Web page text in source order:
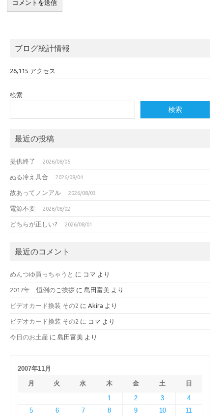
ブログ統計情報
26,115 アクセス
検索
検索
最近の投稿
提供終了 2026/08/05
ぬる冷え具合 2026/08/04
故あってノンアル 2026/08/03
電源不要 2026/08/02
どちらが正しい? 2026/08/01
最近のコメント
めんつゆ買っちゃうと に コマ より
2017年 恒例のご挨拶 に 島田富美 より
ビデオカード換装 その2 に Akira より
ビデオカード換装 その2 に コマ より
今日のお土産 に 島田富美 より
2007年11月
月
火 水 木 金 土
日
1
2 3
4
5
6 7 8 9 10
11